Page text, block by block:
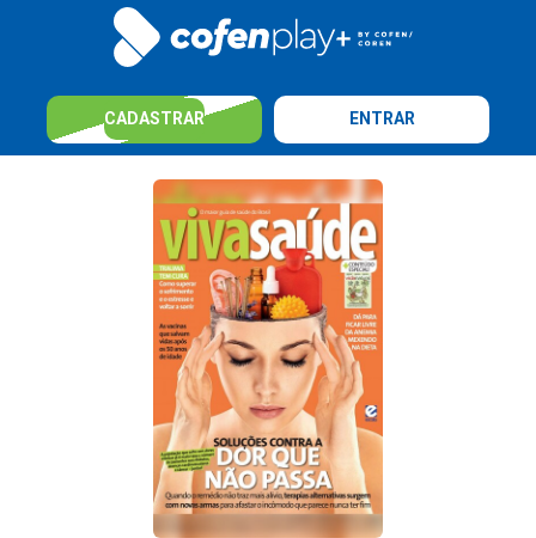
CADASTRAR ENTRAR